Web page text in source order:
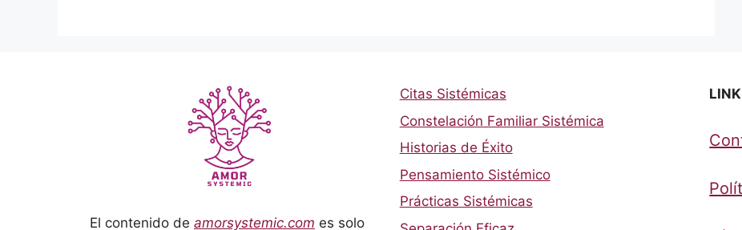
El contenido de amorsystemic.com es solo
Citas Sistémicas
Constelación Familiar Sistémica
Historias de Éxito
Pensamiento Sistémico
Prácticas Sistémicas